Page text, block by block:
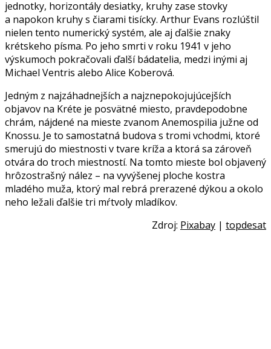
jednotky, horizontály desiatky, kruhy zase stovky
a napokon kruhy s čiarami tisícky. Arthur Evans rozlúštil
nielen tento numerický systém, ale aj ďalšie znaky
krétskeho písma. Po jeho smrti v roku 1941 v jeho
výskumoch pokračovali ďalší bádatelia, medzi inými aj
Michael Ventris alebo Alice Koberová.
Jedným z najzáhadnejších a najznepokojujúcejších
objavov na Kréte je posvätné miesto, pravdepodobne
chrám, nájdené na mieste zvanom Anemospilia južne od
Knossu. Je to samostatná budova s tromi vchodmi, ktoré
smerujú do miestnosti v tvare kríža a ktorá sa zároveň
otvára do troch miestností. Na tomto mieste bol objavený
hrôzostrašný nález – na vyvýšenej ploche kostra
mladého muža, ktorý mal rebrá prerazené dýkou a okolo
neho ležali ďalšie tri mŕtvoly mladíkov.
Zdroj: Pixabay | topdesat